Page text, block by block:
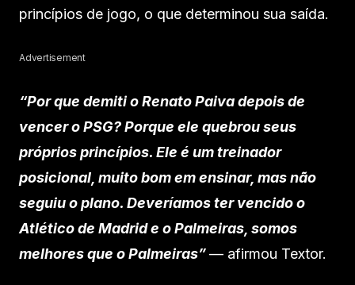
princípios de jogo, o que determinou sua saída.
Advertisement
“Por que demiti o Renato Paiva depois de
vencer o PSG? Porque ele quebrou seus
próprios princípios. Ele é um treinador
posicional, muito bom em ensinar, mas não
seguiu o plano. Deveríamos ter vencido o
Atlético de Madrid e o Palmeiras, somos
melhores que o Palmeiras”— afirmou Textor.